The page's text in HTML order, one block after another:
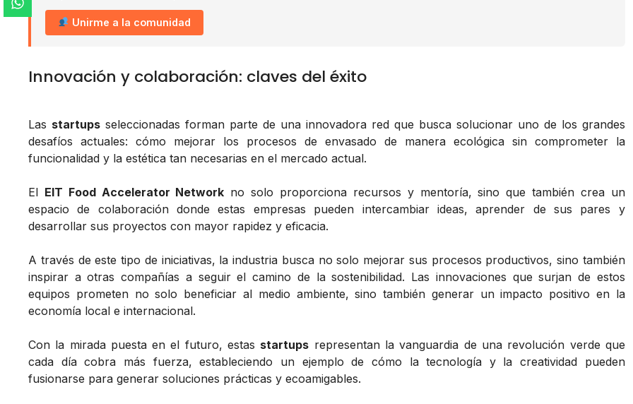
Unirme a la comunidad
Innovación y colaboración: claves del éxito
Las startups seleccionadas forman parte de una innovadora red que busca solucionar uno de los grandes
desafíos actuales: cómo mejorar los procesos de envasado de manera ecológica sin comprometer la
funcionalidad y la estética tan necesarias en el mercado actual.
El EIT Food Accelerator Network no solo proporciona recursos y mentoría, sino que también crea un
espacio de colaboración donde estas empresas pueden intercambiar ideas, aprender de sus pares y
desarrollar sus proyectos con mayor rapidez y eficacia.
A través de este tipo de iniciativas, la industria busca no solo mejorar sus procesos productivos, sino también
inspirar a otras compañías a seguir el camino de la sostenibilidad. Las innovaciones que surjan de estos
equipos prometen no solo beneficiar al medio ambiente, sino también generar un impacto positivo en la
economía local e internacional.
Con la mirada puesta en el futuro, estas startups representan la vanguardia de una revolución verde que
cada día cobra más fuerza, estableciendo un ejemplo de cómo la tecnología y la creatividad pueden
fusionarse para generar soluciones prácticas y ecoamigables.